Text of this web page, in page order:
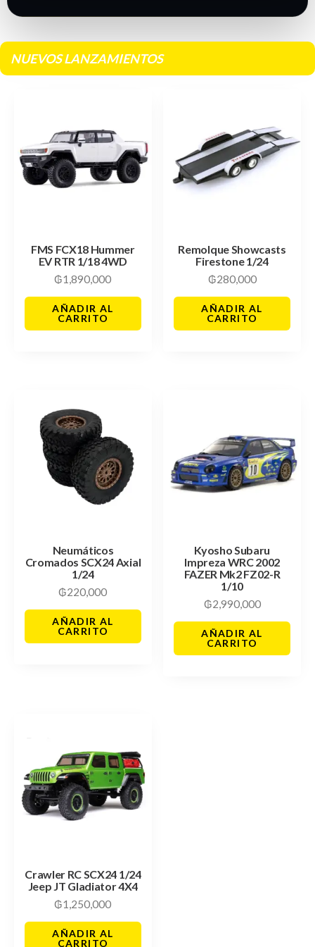
NUEVOS LANZAMIENTOS
FMS FCX18 Hummer
EV RTR 1/18 4WD
₲1,890,000
AÑADIR AL
CARRITO
Remolque Showcasts
Firestone 1/24
₲280,000
AÑADIR AL
CARRITO
Neumáticos
Cromados SCX24 Axial
1/24
₲220,000
AÑADIR AL
CARRITO
Kyosho Subaru
Impreza WRC 2002
FAZER Mk2 FZ02-R
1/10
₲2,990,000
AÑADIR AL
CARRITO
Crawler RC SCX24 1/24
Jeep JT Gladiator 4X4
₲1,250,000
AÑADIR AL
CARRITO